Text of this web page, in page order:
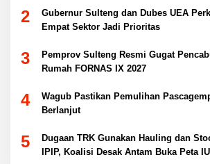
2
Gubernur Sulteng dan Dubes UEA
Empat Sektor Jadi Prioritas
3
Pemprov Sulteng Resmi Gugat
Rumah FORNAS IX 2027
4
Wagub Pastikan Pemulihan
Berlanjut
5
Dugaan TRK Gunakan Hauling dan
IPIP, Koalisi Desak Antam Buka Peta